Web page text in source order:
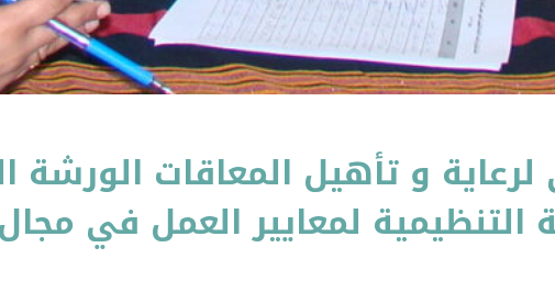
و تأهيل المعاقات الورشة
التنظيمية لمعايير العمل في